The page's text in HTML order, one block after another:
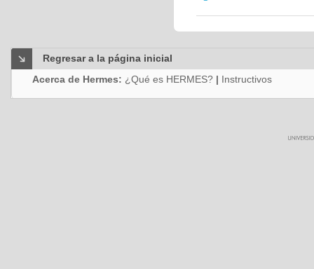
Regresar a la página inicial
Acerca de Hermes: ¿Qué es HERMES? | Instructivos